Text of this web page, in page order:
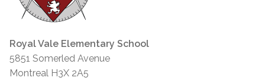
Royal Vale Elementary School
5851 Somerled Avenue
Montreal H3X 2A5